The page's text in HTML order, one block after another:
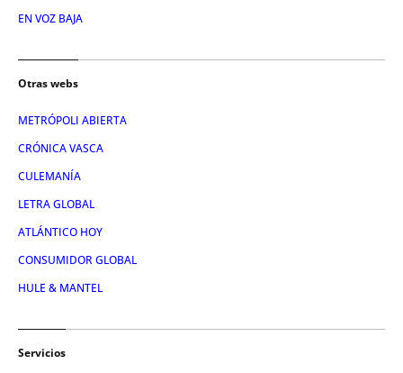
EN VOZ BAJA
Otras webs
METRÓPOLI ABIERTA
CRÓNICA VASCA
CULEMANÍA
LETRA GLOBAL
ATLÁNTICO HOY
CONSUMIDOR GLOBAL
HULE & MANTEL
Servicios